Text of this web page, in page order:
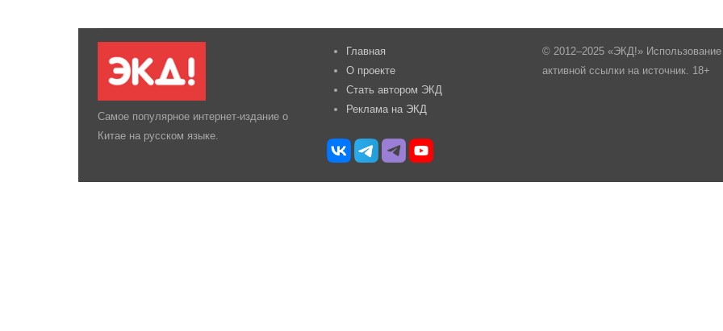
Самое популярное интернет-издание о
Китае на русском языке.
Главная
О проекте
Стать автором ЭКД
Реклама на ЭКД
© 2012–2025 «ЭКД!»
активной ссылки на источник. 18+